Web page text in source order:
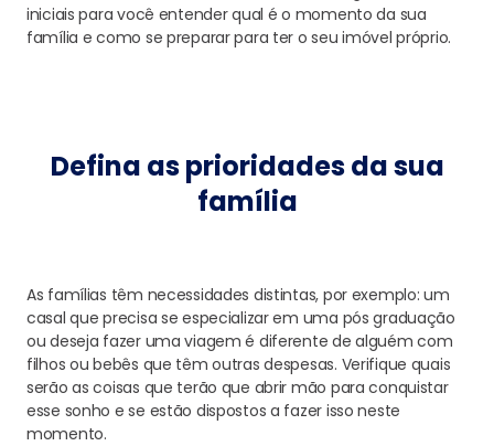
iniciais para você entender qual é o momento da sua
família e como se preparar para ter o seu imóvel próprio.
Defina as prioridades da sua
família
As famílias têm necessidades distintas, por exemplo: um
casal que precisa se especializar em uma pós graduação
ou deseja fazer uma viagem é diferente de alguém com
filhos ou bebês que têm outras despesas. Verifique quais
serão as coisas que terão que abrir mão para conquistar
esse sonho e se estão dispostos a fazer isso neste
momento.